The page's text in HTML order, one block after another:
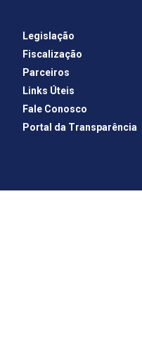
Legislação
Fiscalização
Parceiros
Links Úteis
Fale Conosco
Portal da Transparência